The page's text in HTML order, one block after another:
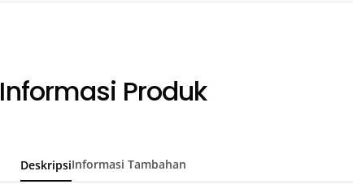
Informasi Produk
DeskripsiInformasi Tambahan